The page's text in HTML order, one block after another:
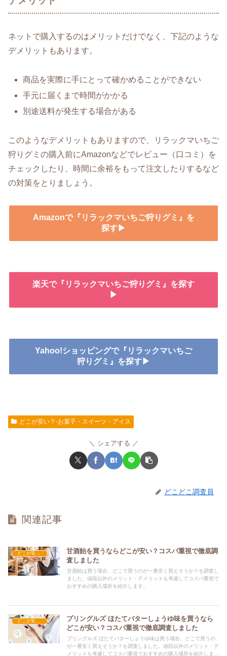
ネットで購入するのはメリットだけでなく、下記のような
デメリットもあります。
商品を実際に手にとって確かめることができない
手元に届くまで時間がかかる
別途送料が発生する場合がある
このようなデメリットもありますので、リラックマいちご
狩りグミの購入前にAmazonなどでレビュー（口コミ）を
チェックしたり、時間に余裕をもって注文したりするなど
の対策をとりましょう。
Amazonで『リラックマいちご狩りグミ』を
探す▶
楽天で『リラックマいちご狩りグミ』を探す
▶
Yahoo!ショッピングで『リラックマいちご
狩りグミ』を探す▶
どこが安い？-お菓子・スイーツ・アイス
シェアする
どこどこ調査員
関連記事
どこが安い？-お菓子・スイーツ・アイス
甘酒飴を買うならどこが安い？コスパ重視で徹底調
査しました
甘酒飴は買う場合、どこで買うのが一番安く買えそうか？を調査し
ました。値段以外のメリット・デメリットも考慮してコスパ重視で
おすすめの購入場所を紹介します。
どこが安い？-お菓子・スイーツ・アイス
プリングルズ ほたてバターしょうゆ味を買うなら
どこが安い？コスパ重視で徹底調査しました
プリングルズ ほたてバターしょうゆ味は買う場合、どこで買うの
が一番安く買えそうか？を調査しました。値段以外のメリット・デ
メリットも考慮してコスパ重視でおすすめの購入場所を紹介しま